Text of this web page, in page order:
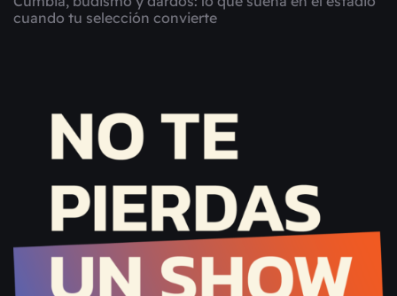
cuando tu selección convierte